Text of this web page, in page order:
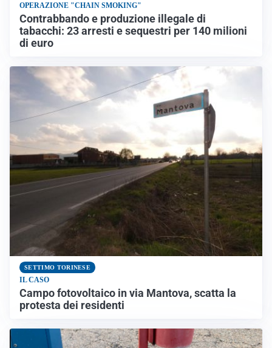
OPERAZIONE "CHAIN SMOKING"
Contrabbando e produzione illegale di
tabacchi: 23 arresti e sequestri per 140 milioni
di euro
SETTIMO TORINESE
IL CASO
Campo fotovoltaico in via Mantova, scatta la
protesta dei residenti